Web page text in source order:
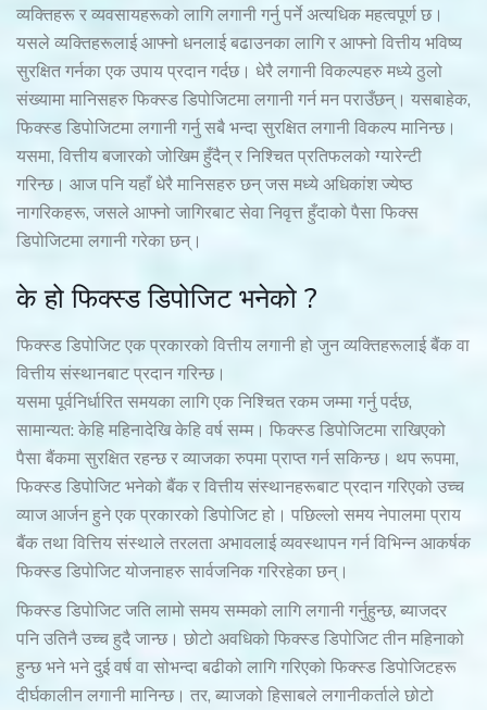
व्यक्तिहरू र व्यवसायहरूको लागि लगानी गर्नु पर्ने अत्यधिक महत्वपूर्ण छ।
यसले व्यक्तिहरूलाई आफ्नो धनलाई बढाउनका लागि र आफ्नो वित्तीय भविष्य
सुरक्षित गर्नका एक उपाय प्रदान गर्दछ। धेरै लगानी विकल्पहरु मध्ये ठुलो
संख्यामा मानिसहरु फिक्स्ड डिपोजिटमा लगानी गर्न मन पराउँछन्। यसबाहेक,
फिक्स्ड डिपोजिटमा लगानी गर्नु सबै भन्दा सुरक्षित लगानी विकल्प मानिन्छ।
यसमा, वित्तीय बजारको जोखिम हुँदैन् र निश्चित प्रतिफलको ग्यारेन्टी
गरिन्छ। आज पनि यहाँ धेरै मानिसहरु छन् जस मध्ये अधिकांश ज्येष्ठ
नागरिकहरू, जसले आफ्नो जागिरबाट सेवा निवृत्त हुँदाको पैसा फिक्स
डिपोजिटमा लगानी गरेका छन्।
के हो फिक्स्ड डिपोजिट भनेको ?
फिक्स्ड डिपोजिट एक प्रकारको वित्तीय लगानी हो जुन व्यक्तिहरूलाई बैंक वा
वित्तीय संस्थानबाट प्रदान गरिन्छ।
यसमा पूर्वनिर्धारित समयका लागि एक निश्चित रकम जम्मा गर्नु पर्दछ,
सामान्यत: केहि महिनादेखि केहि वर्ष सम्म। फिक्स्ड डिपोजिटमा राखिएको
पैसा बैंकमा सुरक्षित रहन्छ र व्याजका रुपमा प्राप्त गर्न सकिन्छ। थप रूपमा,
फिक्स्ड डिपोजिट भनेको बैंक र वित्तीय संस्थानहरूबाट प्रदान गरिएको उच्च
व्याज आर्जन हुने एक प्रकारको डिपोजिट हो। पछिल्लो समय नेपालमा प्राय
बैंक तथा वित्तिय संस्थाले तरलता अभावलाई व्यवस्थापन गर्न विभिन्न आकर्षक
फिक्स्ड डिपोजिट योजनाहरु सार्वजनिक गरिरहेका छन्।
फिक्स्ड डिपोजिट जति लामो समय सम्मको लागि लगानी गर्नुहुन्छ, ब्याजदर
पनि उतिनै उच्च हुदै जान्छ। छोटो अवधिको फिक्स्ड डिपोजिट तीन महिनाको
हुन्छ भने भने दुई वर्ष वा सोभन्दा बढीको लागि गरिएको फिक्स्ड डिपोजिटहरू
दीर्घकालीन लगानी मानिन्छ। तर, ब्याजको हिसाबले लगानीकर्ताले छोटो